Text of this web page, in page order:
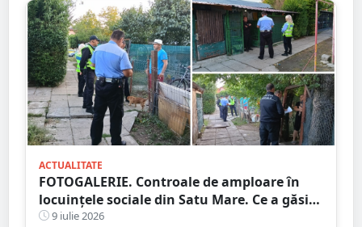
ACTUALITATE
FOTOGALERIE. Controale de amploare în
locuințele sociale din Satu Mare. Ce a găsit
Poliția Locală și ce amenzi s-au dat
9 iulie 2026